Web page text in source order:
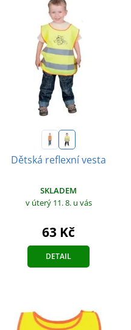
Dětská reflexní vesta
SKLADEM
v úterý 11. 8. u vás
63 Kč
DETAIL